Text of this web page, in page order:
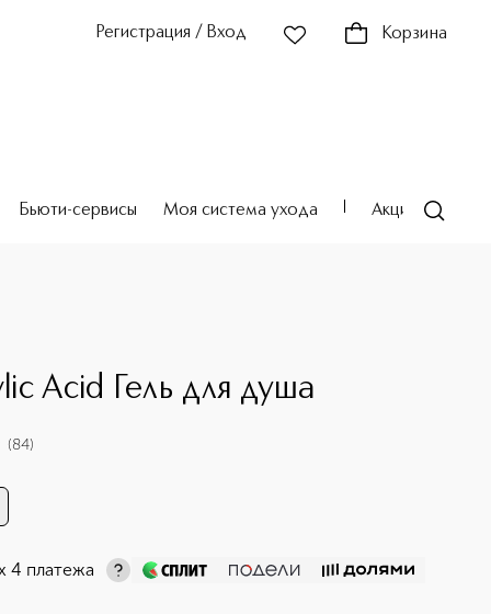
Регистрация / Вход Корзина
Бьюти-сервисы Моя система ухода Акции
Acid Гель для душа
(84)
4 платежа